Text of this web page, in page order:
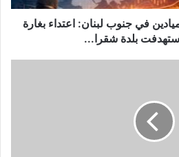
في جنوب لبنان: اعتداء بغارة
استهدفت بلدة شقرا...